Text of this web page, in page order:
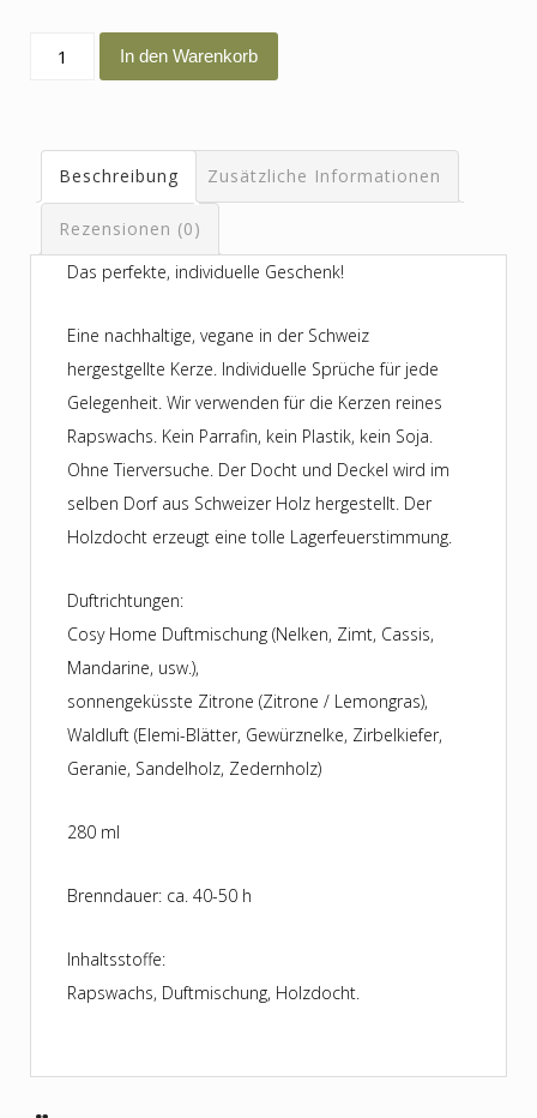
auch
Trauer
gibt
Licht
Menge
In den Warenkorb
Beschreibung Zusätzliche Informationen
Rezensionen (0)
Das perfekte, individuelle Geschenk!
Eine nachhaltige, vegane in der Schweiz
hergestgellte Kerze. Individuelle Sprüche für jede
Gelegenheit. Wir verwenden für die Kerzen reines
Rapswachs. Kein Parrafin, kein Plastik, kein Soja.
Ohne Tierversuche. Der Docht und Deckel wird im
selben Dorf aus Schweizer Holz hergestellt. Der
Holzdocht erzeugt eine tolle Lagerfeuerstimmung.
Duftrichtungen:
Cosy Home Duftmischung (Nelken, Zimt, Cassis,
Mandarine, usw.),
sonnengeküsste Zitrone (Zitrone / Lemongras),
Waldluft (Elemi-Blätter, Gewürznelke, Zirbelkiefer,
Geranie, Sandelholz, Zedernholz)
280 ml
Brenndauer: ca. 40-50 h
Inhaltsstoffe:
Rapswachs, Duftmischung, Holzdocht.